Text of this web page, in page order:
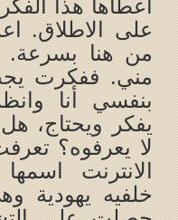
اعطاها هذا
على الاطلاق.
من هنا بسرعة.
مني. ففكرت
بنفسي أنا
يفكر ويحتاج،
لا يعرفوه؟
الانترنت
خلفيه يهودية